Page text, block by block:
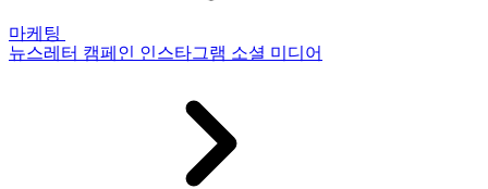
마케팅
뉴스레터 캠페인 인스타그램 소셜 미디어